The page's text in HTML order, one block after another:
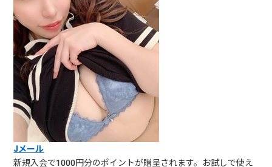
Jメール
新規入会で1000円分のポイントが贈呈されます。お試しで使え